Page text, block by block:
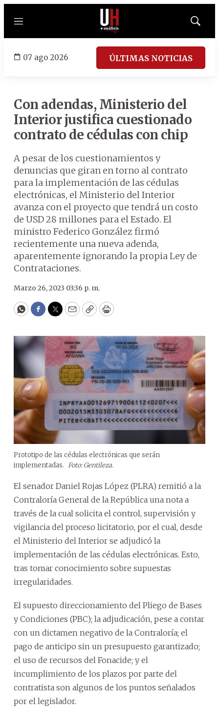
Menú
Mostrar
07 ago 2026 ÚLTIMAS NOTICIAS
Con adendas, Ministerio del
Interior justifica cuestionado
contrato de cédulas con chip
A pesar de los cuestionamientos y
denuncias que giran en torno al contrato
para la implementación de las cédulas
electrónicas, el Ministerio del Interior
avanza con el proyecto que tendrá un costo
de USD 28 millones para el Estado. El
ministro Federico González firmó
recientemente una nueva adenda,
aparentemente ignorando la propia Ley de
Contrataciones.
Marzo 26, 2023 03:36 p. m.
WhatsApp
Facebook
Twitter
EmailCopyPrint
Prototipo de las cédulas electrónicas que serán
implementadas. Foto: Gentileza.
El senador Daniel Rojas López (PLRA) remitió a la
Contraloría General de la República una nota a
través de la cual solicita el control, supervisión y
vigilancia del proceso licitatorio, por el cual, desde
el Ministerio del Interior se adjudicó la
implementación de las cédulas electrónicas. Esto,
tras tomar conocimiento sobre supuestas
irregularidades.
El supuesto direccionamiento del Pliego de Bases
y Condiciones (PBC); la adjudicación, pese a contar
con un dictamen negativo de la Contraloría; el
pago de anticipo sin un presupuesto garantizado;
el uso de recursos del Fonacide; y el
incumplimiento de los plazos por parte del
contratista son algunos de los puntos señalados
por el legislador.